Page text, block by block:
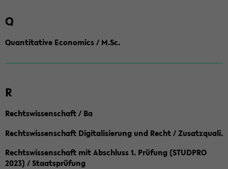
Q
Quantitative Economics / M.Sc.
R
Rechtswissenschaft / Ba
Rechtswissenschaft Digitalisierung und Recht / Zusatzquali.
Rechtswissenschaft mit Abschluss 1. Prüfung (STUDPRO
2023) / Staatsprüfung